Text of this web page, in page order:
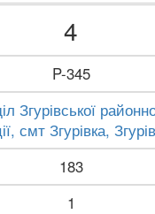
4
P-345
Згурівської
смт Згурівка,
183
1